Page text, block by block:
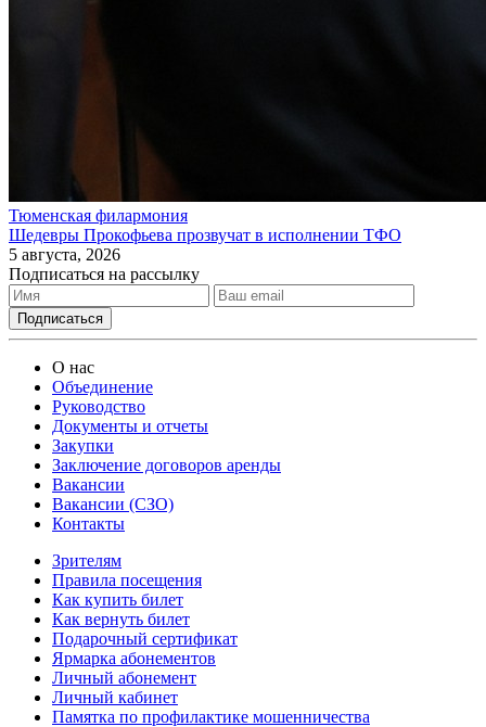
Тюменская филармония
Шедевры Прокофьева прозвучат в исполнении ТФО
5 августа, 2026
Подписаться на рассылку
О нас
Объединение
Руководство
Документы и отчеты
Закупки
Заключение договоров аренды
Вакансии
Вакансии (СЗО)
Контакты
Зрителям
Правила посещения
Как купить билет
Как вернуть билет
Подарочный сертификат
Ярмарка абонементов
Личный абонемент
Личный кабинет
Памятка по профилактике мошенничества